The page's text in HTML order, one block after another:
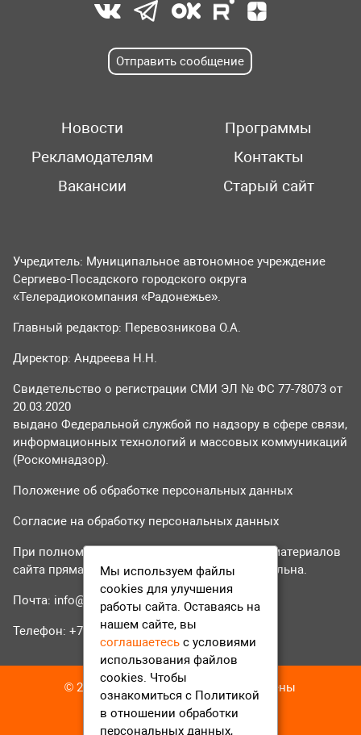
Отправить сообщение
Новости
Программы
Рекламодателям
Контакты
Вакансии
Старый сайт
Учредитель: Муниципальное автономное учреждение
Сергиево-Посадского городского округа
«Телерадиокомпания «Радонежье».
Главный редактор: Перевозникова О.А.
Директор: Андреева Н.Н.
Свидетельство о регистрации СМИ ЭЛ № ФС 77-78073 от
20.03.2020
выдано Федеральной службой по надзору в сфере связи,
информационных технологий и массовых коммуникаций
(Роскомнадзор).
Положение об обработке персональных данных
Согласие на обработку персональных данных
При полном или частичном использовании материалов
сайта прямая гиперссылка на tvr24.tv обязательна.
Почта: info@tvr24.tv
Телефон: +7 (496) 551-04-95
© 2016-2023 ТВР24 Все права защищены
Мы используем файлы
cookies для улучшения
работы сайта. Оставаясь на
нашем сайте, вы
соглашаетесь с условиями
использования файлов
cookies. Чтобы
ознакомиться с Политикой
в отношении обработки
персональных данных,